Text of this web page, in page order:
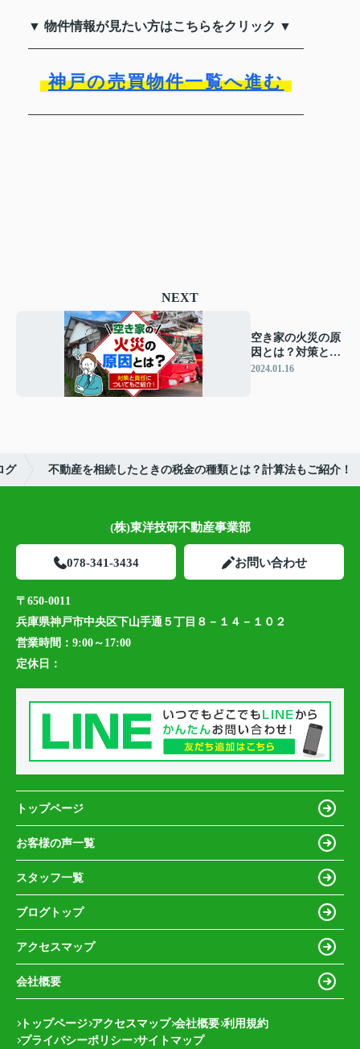
▼ 物件情報が見たい方はこちらをクリック ▼
神戸の売買物件一覧へ進む
NEXT
空き家の火災の原
因とは？対策と責
任についてもご紹
2024.01.16
グ 不動産を相続したときの税金の種類とは？計算法もご紹介！
(株)東洋技研不動産事業部
078-341-3434 お問い合わせ
〒650-0011
兵庫県神戸市中央区下山手通５丁目８－１４－１０２
営業時間： 9:00～17:00
定休日：
トップページ
お客様の声一覧
スタッフ一覧
ブログトップ
アクセスマップ
会社概要
トップページ アクセスマップ 会社概要 利用規約
プライバシーポリシー サイトマップ